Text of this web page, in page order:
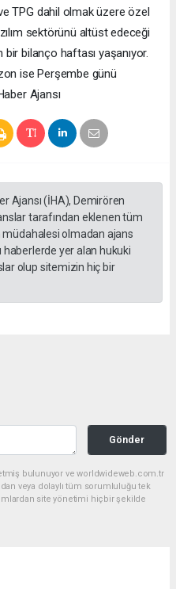
TPG dahil olmak üzere özel
sektörünü altüst edeceği
bilanço haftası yaşanıyor.
ise Perşembe günü
Ajansı
Ajansı (İHA), Demirören
tarafından eklenen tüm
olmadan ajans
haberlerde yer alan hukuki
olup sitemizin hiç bir
Gönder
bulunuyor ve worldwideweb.com.tr
veya dolaylı tüm sorumluluğu tek
site yönetimi hiçbir şekilde